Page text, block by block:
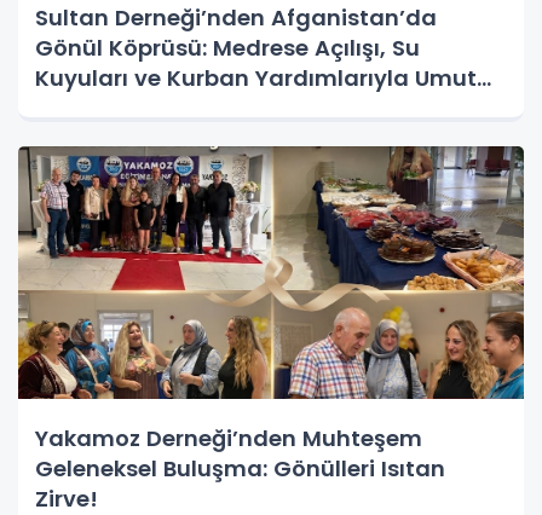
Sultan Derneği’nden Afganistan’da
Gönül Köprüsü: Medrese Açılışı, Su
Kuyuları ve Kurban Yardımlarıyla Umut
Yakamoz Derneği’nden Muhteşem
Geleneksel Buluşma: Gönülleri Isıtan
Zirve!